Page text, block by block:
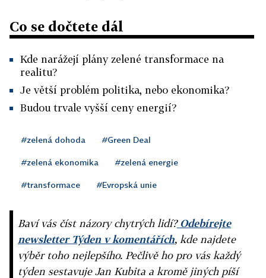
Co se dočtete dál
Kde narážejí plány zelené transformace na
realitu?
Je větší problém politika, nebo ekonomika?
Budou trvale vyšší ceny energií?
#zelená dohoda #Green Deal
#zelená ekonomika #zelená energie
#transformace #Evropská unie
Baví vás číst názory chytrých lidí?Odebírejte
newsletter Týden v komentářích, kde najdete
výběr toho nejlepšího. Pečlivě ho pro vás každý
týden sestavuje Jan Kubita a kromě jiných píší